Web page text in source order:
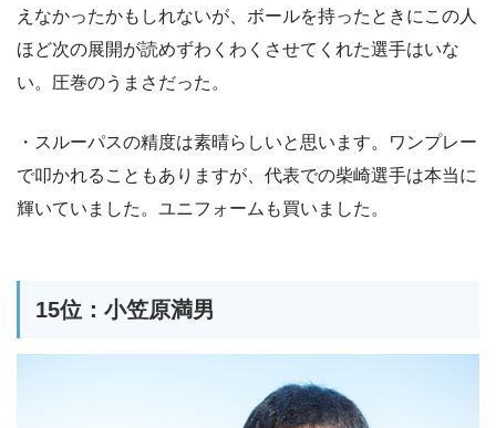
えなかったかもしれないが、ボールを持ったときにこの人
ほど次の展開が読めずわくわくさせてくれた選手はいな
い。圧巻のうまさだった。
・スルーパスの精度は素晴らしいと思います。ワンプレー
で叩かれることもありますが、代表での柴崎選手は本当に
輝いていました。ユニフォームも買いました。
15位：小笠原満男